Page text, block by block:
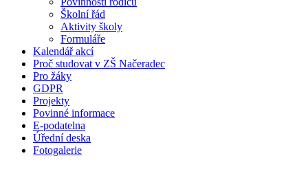
Školní řád
Aktivity školy
Formuláře
Kalendář akcí
Proč studovat v ZŠ Načeradec
Pro žáky
GDPR
Projekty
Povinné informace
E-podatelna
Úřední deska
Fotogalerie